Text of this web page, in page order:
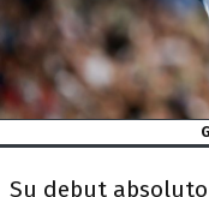
Su debut